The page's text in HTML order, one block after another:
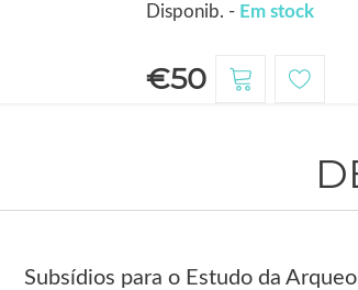
Disponib. - Em stock
€50
Subsídios para o Estudo da